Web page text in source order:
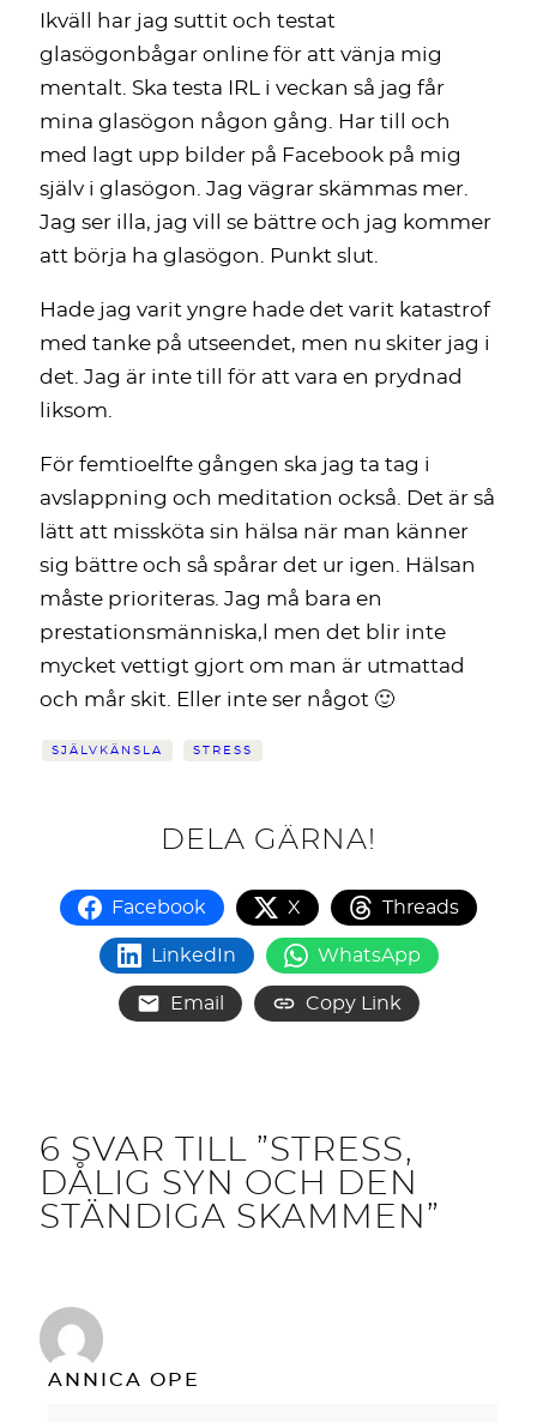
Ikväll har jag suttit och testat
glasögonbågar online för att vänja mig
mentalt. Ska testa IRL i veckan så jag får
mina glasögon någon gång. Har till och
med lagt upp bilder på Facebook på mig
själv i glasögon. Jag vägrar skämmas mer.
Jag ser illa, jag vill se bättre och jag kommer
att börja ha glasögon. Punkt slut.
Hade jag varit yngre hade det varit katastrof
med tanke på utseendet, men nu skiter jag i
det. Jag är inte till för att vara en prydnad
liksom.
För femtioelfte gången ska jag ta tag i
avslappning och meditation också. Det är så
lätt att missköta sin hälsa när man känner
sig bättre och så spårar det ur igen. Hälsan
måste prioriteras. Jag må bara en
prestationsmänniska,l men det blir inte
mycket vettigt gjort om man är utmattad
och mår skit. Eller inte ser något 🙂
SJÄLVKÄNSLA STRESS
DELA GÄRNA!
Facebook X Threads
LinkedIn WhatsApp
Email Copy Link
6 SVAR TILL ”STRESS,
DÅLIG SYN OCH DEN
STÄNDIGA SKAMMEN”
ANNICA OPE